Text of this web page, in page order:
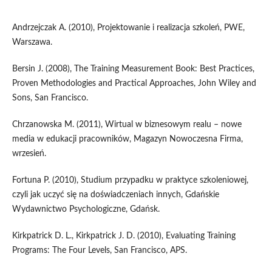
Andrzejczak A. (2010), Projektowanie i realizacja szkoleń, PWE,
Warszawa.
Bersin J. (2008), The Training Measurement Book: Best Practices,
Proven Methodologies and Practical Approaches, John Wiley and
Sons, San Francisco.
Chrzanowska M. (2011), Wirtual w biznesowym realu – nowe
media w edukacji pracowników, Magazyn Nowoczesna Firma,
wrzesień.
Fortuna P. (2010), Studium przypadku w praktyce szkoleniowej,
czyli jak uczyć się na doświadczeniach innych, Gdańskie
Wydawnictwo Psychologiczne, Gdańsk.
Kirkpatrick D. L., Kirkpatrick J. D. (2010), Evaluating Training
Programs: The Four Levels, San Francisco, APS.